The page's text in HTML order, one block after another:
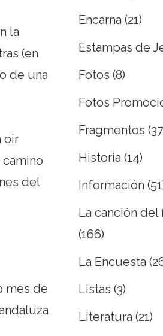
la
(en
de una
oir
camino
del
mes de
Encarna (21)
Estampas de
Fotos (8)
Fotos
Fragmentos
Historia (14)
Información
La canción del
(166)
La Encuesta
Listas (3)
Literatura (21)